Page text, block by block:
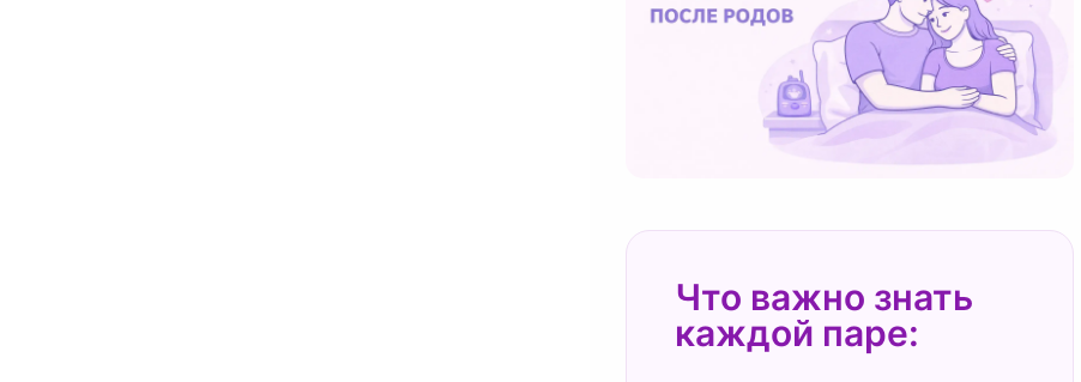
Что важно знать
каждой паре: